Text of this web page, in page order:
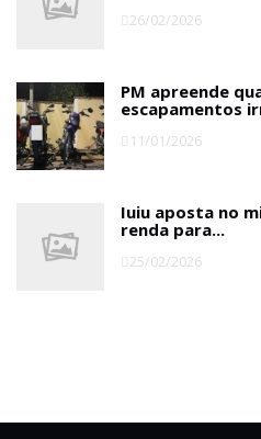
26/02/2026
PM apreende
escapamentos
11/01/2026
Iuiu aposta no
renda para...
25/02/2026